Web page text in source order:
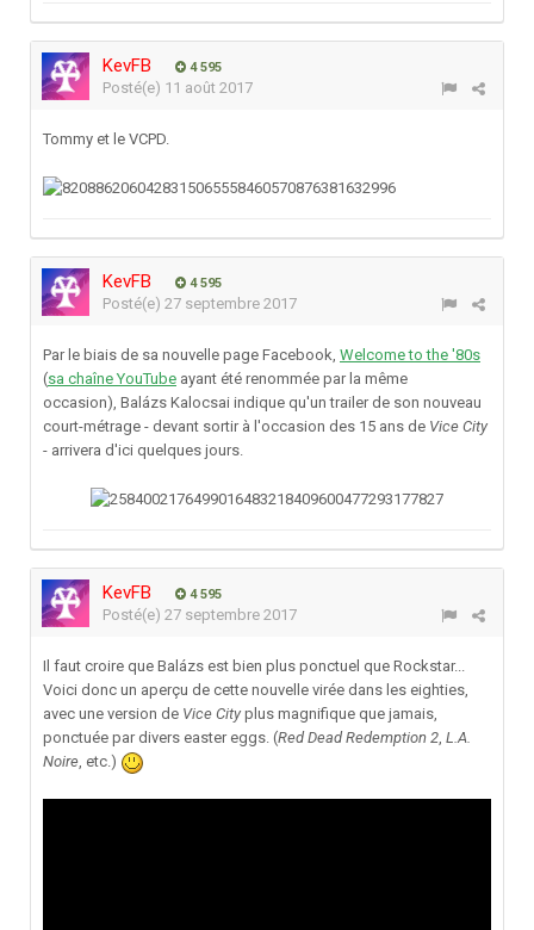
KevFB 4 595
Posté(e) 11 août 2017
Tommy et le VCPD.
KevFB 4 595
Posté(e) 27 septembre 2017
Par le biais de sa nouvelle page Facebook, Welcome to the '80s
(sa chaîne YouTube ayant été renommée par la même
occasion), Balázs Kalocsai indique qu'un trailer de son nouveau
court-métrage - devant sortir à l'occasion des 15 ans de Vice City
- arrivera d'ici quelques jours.
KevFB 4 595
Posté(e) 27 septembre 2017
Il faut croire que Balázs est bien plus ponctuel que Rockstar...
Voici donc un aperçu de cette nouvelle virée dans les eighties,
avec une version de Vice City plus magnifique que jamais,
ponctuée par divers easter eggs. (Red Dead Redemption 2, L.A.
Noire, etc.)